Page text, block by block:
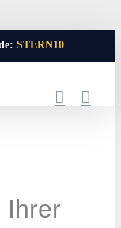
STERN10
Ihrer